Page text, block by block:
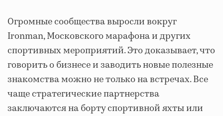
Огромные сообщества выросли вокруг
Ironman, Московского марафона и других
спортивных мероприятий. Это доказывает, что
говорить о бизнесе и заводить новые полезные
знакомства можно не только на встречах. Все
чаще стратегические партнерства
заключаются на борту спортивной яхты или